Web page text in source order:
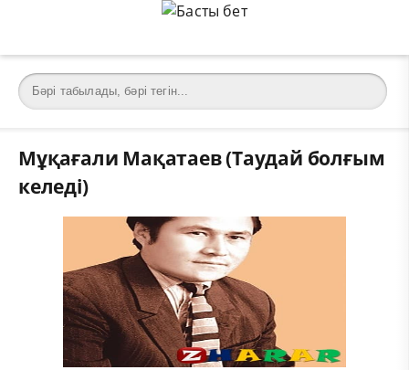
Мұқағали Мақатаев (Таудай болғым
келеді)